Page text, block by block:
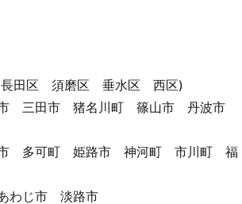
田区 須磨区 垂水区 西区)
三田市 猪名川町 篠山市 丹波市
多可町 姫路市 神河町 市川町 福
わじ市 淡路市